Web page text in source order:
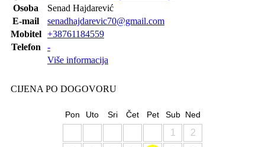
Osoba
Senad Hajdarević
E-mail
senadhajdarevic70@gmail.com
Mobitel
+38761184559
Telefon
-
Više informacija
CIJENA PO DOGOVORU